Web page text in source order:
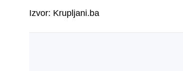
Izvor: Krupljani.ba